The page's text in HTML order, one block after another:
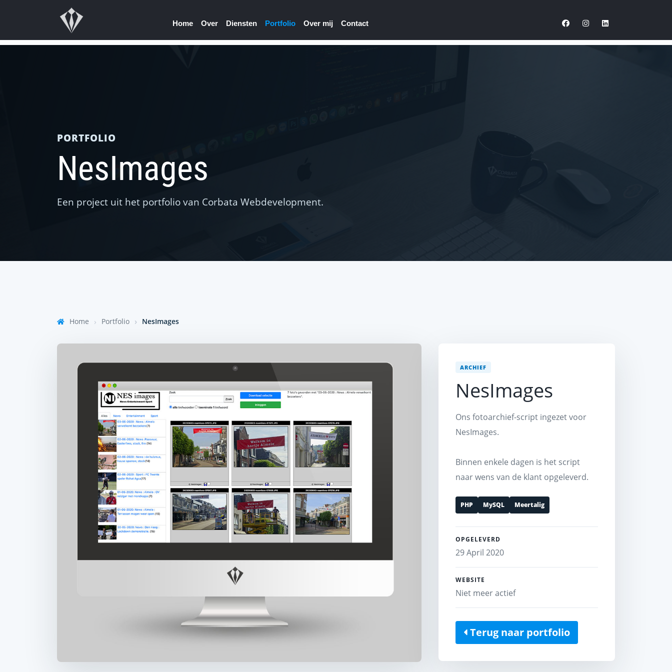
Home Over Diensten Portfolio Over mij Contact
PORTFOLIO
NesImages
Een project uit het portfolio van Corbata Webdevelopment.
Home Portfolio NesImages
ARCHIEF
NesImages
Ons fotoarchief-script ingezet voor
NesImages.
Binnen enkele dagen is het script
naar wens van de klant opgeleverd.
PHP MySQL Meertalig
OPGELEVERD
29 April 2020
WEBSITE
Niet meer actief
Terug naar portfolio